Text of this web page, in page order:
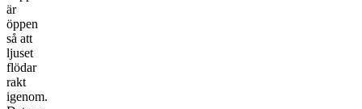
är
öppen
så att
ljuset
flödar
rakt
igenom.